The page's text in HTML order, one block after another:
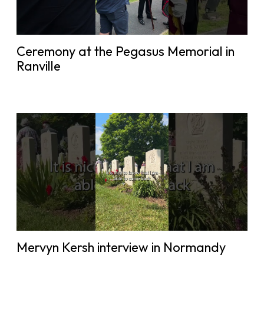
Ceremony at the Pegasus Memorial in
Ranville
Mervyn Kersh interview in Normandy